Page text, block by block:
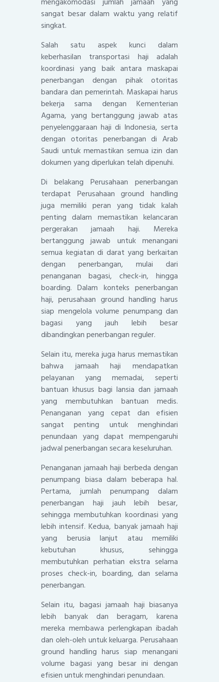
sangat besar dalam waktu yang relatif
singkat.
Salah satu aspek kunci dalam
keberhasilan transportasi haji adalah
koordinasi yang baik antara maskapai
penerbangan dengan pihak otoritas
bandara dan pemerintah. Maskapai harus
bekerja sama dengan Kementerian
Agama, yang bertanggung jawab atas
penyelenggaraan haji di Indonesia, serta
dengan otoritas penerbangan di Arab
Saudi untuk memastikan semua izin dan
dokumen yang diperlukan telah dipenuhi.
Di belakang Perusahaan penerbangan
terdapat Perusahaan ground handling
juga memiliki peran yang tidak kalah
penting dalam memastikan kelancaran
pergerakan jamaah haji. Mereka
bertanggung jawab untuk menangani
semua kegiatan di darat yang berkaitan
dengan penerbangan, mulai dari
penanganan bagasi, check-in, hingga
boarding. Dalam konteks penerbangan
haji, perusahaan ground handling harus
siap mengelola volume penumpang dan
bagasi yang jauh lebih besar
dibandingkan penerbangan reguler.
Selain itu, mereka juga harus memastikan
bahwa jamaah haji mendapatkan
pelayanan yang memadai, seperti
bantuan khusus bagi lansia dan jamaah
yang membutuhkan bantuan medis.
Penanganan yang cepat dan efisien
sangat penting untuk menghindari
penundaan yang dapat mempengaruhi
jadwal penerbangan secara keseluruhan.
Penanganan jamaah haji berbeda dengan
penumpang biasa dalam beberapa hal.
Pertama, jumlah penumpang dalam
penerbangan haji jauh lebih besar,
sehingga membutuhkan koordinasi yang
lebih intensif. Kedua, banyak jamaah haji
yang berusia lanjut atau memiliki
kebutuhan khusus, sehingga
membutuhkan perhatian ekstra selama
proses check-in, boarding, dan selama
penerbangan.
Selain itu, bagasi jamaah haji biasanya
lebih banyak dan beragam, karena
mereka membawa perlengkapan ibadah
dan oleh-oleh untuk keluarga. Perusahaan
ground handling harus siap menangani
volume bagasi yang besar ini dengan
efisien untuk menghindari penundaan.